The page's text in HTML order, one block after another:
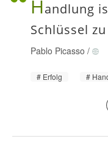
Handlung
Schlüssel
Pablo Picasso /
Erfolg